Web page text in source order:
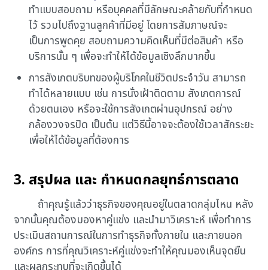
ทำแบบสอบถาม หรือบุคคลที่มีลักษณะคล้ายกับที่กำหนด
ไว้ รวมไปถึงฐานลูกค้าที่มีอยู่ โดยการสัมภาษณ์จะ
เป็นการพูดคุย สอบถามความคิดเห็นที่มีต่อสินค้า หรือ
บริการนั้น ๆ เพื่อจะทำให้ได้ข้อมูลเชิงลึกมากขึ้น
การสังเกตบริบทของผู้บริโภคในชีวิตประจำวัน สามารถ
ทำได้หลายแบบ เช่น การนั่งเฝ้าติดตาม สังเกตการณ์
ด้วยตนเอง หรือจะใช้การสังเกตผ่านอุปกรณ์ อย่าง
กล้องวงจรปิด เป็นต้น แต่วิธีนี้อาจจะต้องใช้เวลาสักระยะ
เพื่อให้ได้ข้อมูลที่ต้องการ
3. สรุปผล และ กำหนดกลยุทธ์การตลาด
ถ้าคุณรู้แล้วว่าธุรกิจของคุณอยู่ในตลาดกลุ่มไหน หลัง
จากนั้นคุณต้องมองหาคู่แข่ง และนำมาวิเคราะห์ เพื่อทำการ
ประเมินสถานการณ์ในการทำธุรกิจทั้งภายใน และภายนอก
องค์กร การที่คุณวิเคราะห์คู่แข่งจะทำให้คุณมองเห็นจุดยืน
และผลกระทบที่จะเกิดขึ้นได้